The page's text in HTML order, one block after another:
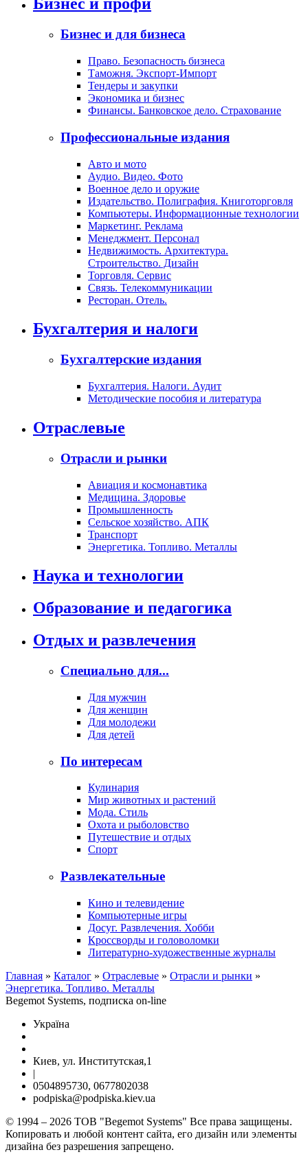
Бизнес и профи
Бизнес и для бизнеса
Право. Безопасность бизнеса
Таможня. Экспорт-Импорт
Тендеры и закупки
Экономика и бизнес
Финансы. Банковское дело. Страхование
Профессиональные издания
Авто и мото
Аудио. Видео. Фото
Военное дело и оружие
Издательство. Полиграфия. Книготорговля
Компьютеры. Информационные технологии
Маркетинг. Реклама
Менеджмент. Персонал
Недвижимость. Архитектура.
Строительство. Дизайн
Торговля. Сервис
Связь. Телекоммуникации
Ресторан. Отель.
Бухгалтерия и налоги
Бухгалтерские издания
Бухгалтерия. Налоги. Аудит
Методические пособия и литература
Отраслевые
Отрасли и рынки
Авиация и космонавтика
Медицина. Здоровье
Промышленность
Сельское хозяйство. АПК
Транспорт
Энергетика. Топливо. Металлы
Наука и технологии
Образование и педагогика
Отдых и развлечения
Специально для...
Для мужчин
Для женщин
Для молодежи
Для детей
По интересам
Кулинария
Мир животных и растений
Мода. Стиль
Охота и рыболовство
Путешествие и отдых
Спорт
Развлекательные
Кино и телевидение
Компьютерные игры
Досуг. Развлечения. Хобби
Кроссворды и головоломки
Литературно-художественные журналы
Главная » Каталог » Отраслевые » Отрасли и рынки »
Энергетика. Топливо. Металлы
Begemot Systems, подписка on-line
Україна
Киев, ул. Институтская,1
|
0504895730, 0677802038
podpiska@podpiska.kiev.ua
© 1994 – 2026 ТОВ "Begemot Systems" Все права защищены.
Копировать и любой контент сайта, его дизайн или элементы
дизайна без разрешения запрещено.